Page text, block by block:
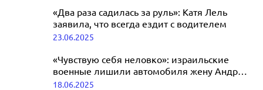
«Два раза садилась за руль»: Катя Лель
заявила, что всегда ездит с водителем
23.06.2025
«Чувствую себя неловко»: израильские
военные лишили автомобиля жену Андрея
Макаревича*
18.06.2025